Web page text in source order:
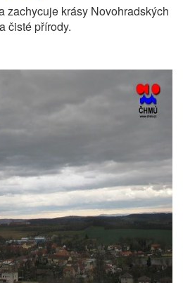
zachycuje krásy Novohradských
čisté přírody.